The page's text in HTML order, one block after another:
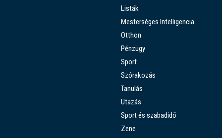
Listák
Mesterséges Intelligencia
Otthon
Pénzügy
Sport
Szórakozás
Tanulás
Utazás
Sport és szabadidő
Zene